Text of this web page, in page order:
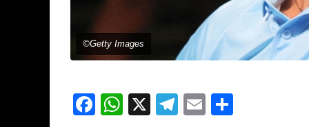
©Getty Images
Facebook
WhatsApp
X Telegram
Email